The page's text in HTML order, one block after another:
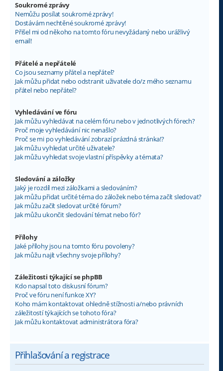
Soukromé zprávy
Nemůžu posílat soukromé zprávy!
Dostávám nechtěné soukromé zprávy!
Přišel mi od někoho na tomto fóru nevyžádaný nebo urážlivý
email!
Přátelé a nepřátelé
Co jsou seznamy přátel a nepřátel?
Jak můžu přidat nebo odstranit uživatele do/z mého seznamu
přátel nebo nepřátel?
Vyhledávání ve fóru
Jak můžu vyhledávat na celém fóru nebo v jednotlivých fórech?
Proč moje vyhledávání nic nenašlo?
Proč se mi po vyhledávání zobrazí prázdná stránka!?
Jak můžu vyhledat určité uživatele?
Jak můžu vyhledat svoje vlastní příspěvky a témata?
Sledování a záložky
Jaký je rozdíl mezi záložkami a sledováním?
Jak můžu přidat určité téma do záložek nebo téma začít sledovat?
Jak můžu začít sledovat určité fórum?
Jak můžu ukončit sledování témat nebo fór?
Přílohy
Jaké přílohy jsou na tomto fóru povoleny?
Jak můžu najít všechny svoje přílohy?
Záležitosti týkající se phpBB
Kdo napsal toto diskusní fórum?
Proč ve fóru není funkce XY?
Koho mám kontaktovat ohledně stížnosti a/nebo právních
záležitostí týkajících se tohoto fóra?
Jak můžu kontaktovat administrátora fóra?
Přihlašování a registrace